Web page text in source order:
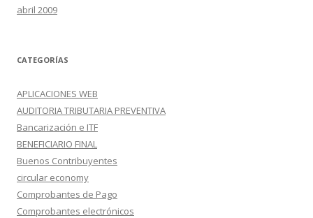
abril 2009
CATEGORÍAS
APLICACIONES WEB
AUDITORIA TRIBUTARIA PREVENTIVA
Bancarización e ITF
BENEFICIARIO FINAL
Buenos Contribuyentes
circular economy
Comprobantes de Pago
Comprobantes electrónicos